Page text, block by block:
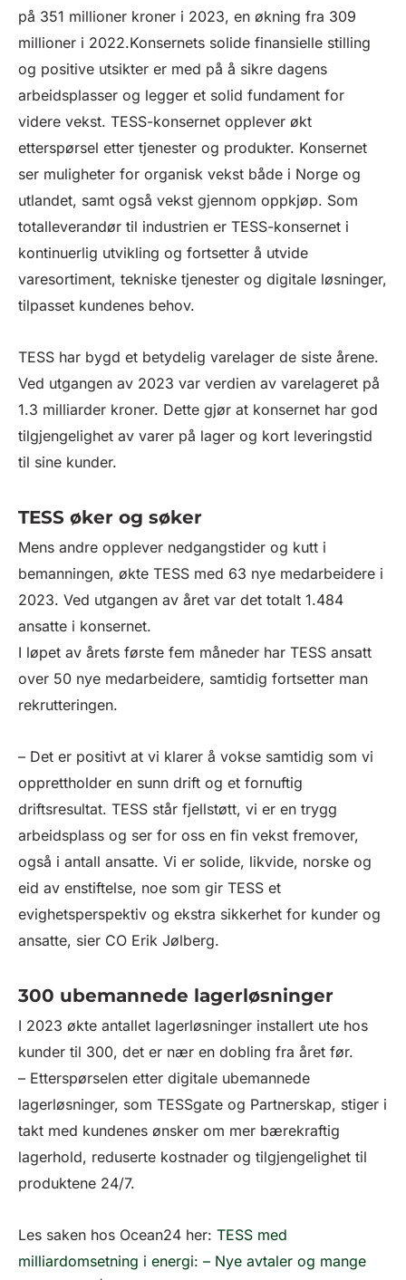
på 351 millioner kroner i 2023, en økning fra 309
millioner i 2022.Konsernets solide finansielle stilling
og positive utsikter er med på å sikre dagens
arbeidsplasser og legger et solid fundament for
videre vekst. TESS-konsernet opplever økt
etterspørsel etter tjenester og produkter. Konsernet
ser muligheter for organisk vekst både i Norge og
utlandet, samt også vekst gjennom oppkjøp. Som
totalleverandør til industrien er TESS-konsernet i
kontinuerlig utvikling og fortsetter å utvide
varesortiment, tekniske tjenester og digitale løsninger,
tilpasset kundenes behov.
TESS har bygd et betydelig varelager de siste årene.
Ved utgangen av 2023 var verdien av varelageret på
1.3 milliarder kroner. Dette gjør at konsernet har god
tilgjengelighet av varer på lager og kort leveringstid
til sine kunder.
TESS øker og søker
Mens andre opplever nedgangstider og kutt i
bemanningen, økte TESS med 63 nye medarbeidere i
2023. Ved utgangen av året var det totalt 1.484
ansatte i konsernet.
I løpet av årets første fem måneder har TESS ansatt
over 50 nye medarbeidere, samtidig fortsetter man
rekrutteringen.
– Det er positivt at vi klarer å vokse samtidig som vi
opprettholder en sunn drift og et fornuftig
driftsresultat. TESS står fjellstøtt, vi er en trygg
arbeidsplass og ser for oss en fin vekst fremover,
også i antall ansatte. Vi er solide, likvide, norske og
eid av enstiftelse, noe som gir TESS et
evighetsperspektiv og ekstra sikkerhet for kunder og
ansatte, sier CO Erik Jølberg.
300 ubemannede lagerløsninger
I 2023 økte antallet lagerløsninger installert ute hos
kunder til 300, det er nær en dobling fra året før.
– Etterspørselen etter digitale ubemannede
lagerløsninger, som TESSgate og Partnerskap, stiger i
takt med kundenes ønsker om mer bærekraftig
lagerhold, reduserte kostnader og tilgjengelighet til
produktene 24/7.
Les saken hos Ocean24 her: TESS med
milliardomsetning i energi: – Nye avtaler og mange